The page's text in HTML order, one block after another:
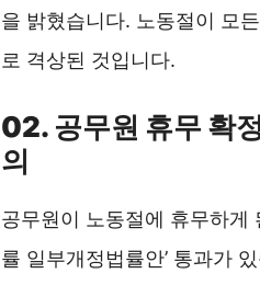
을 밝혔습니다. 노동절이 모
로 격상된 것입니다.
02. 공무원 휴무 확
의
공무원이 노동절에 휴무하게
률 일부개정법률안’ 통과가